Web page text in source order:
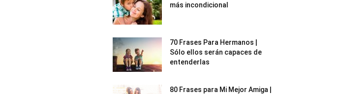
más incondicional
70 Frases Para Hermanos |
Sólo ellos serán capaces de
entenderlas
80 Frases para Mi Mejor Amiga |